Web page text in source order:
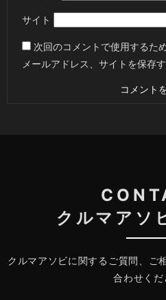
サイト
次回のコメントで使用するた
メールアドレス、サイトを保存す
クルマアソ
クルマアソビに関するご質問、ご
合わせくだ